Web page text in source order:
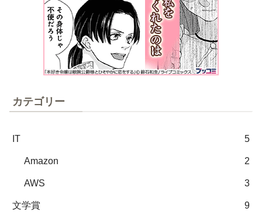
カテゴリー
IT 5
Amazon 2
AWS 3
文学賞 9